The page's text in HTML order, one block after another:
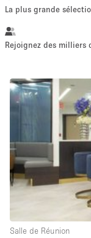
Vente au
détail
Séance de
La plus grande
Rejoignez des milliers
Salle de Réunion